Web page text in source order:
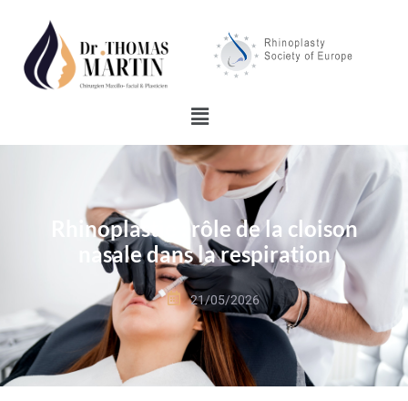
Rhinoplastie : rôle de la cloison
nasale dans la respiration
21/05/2026